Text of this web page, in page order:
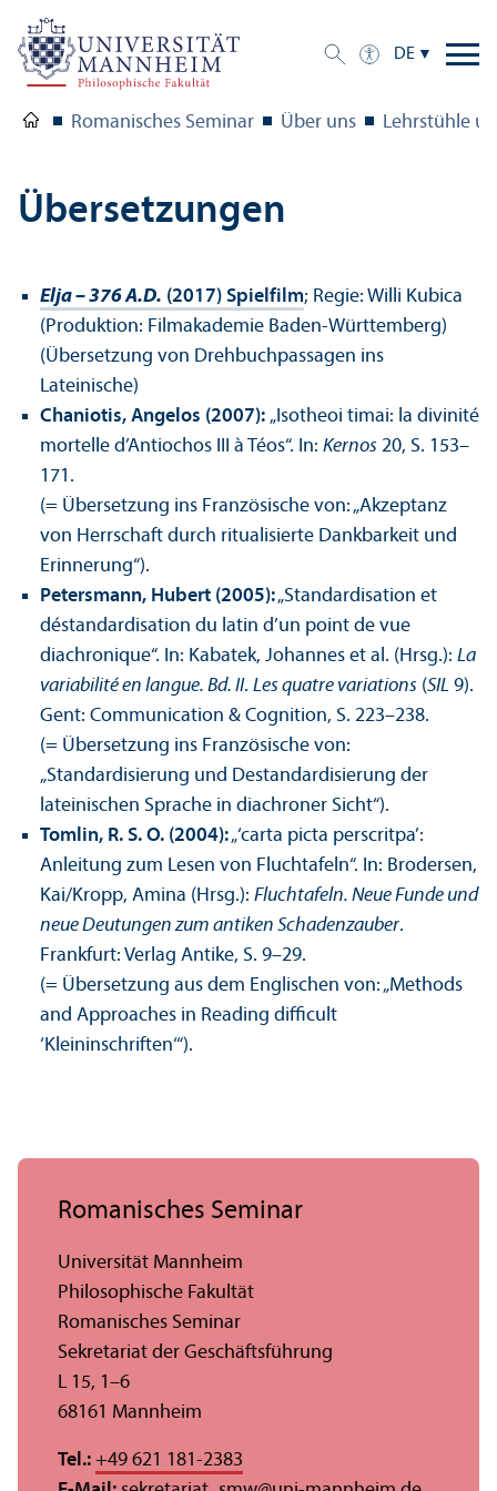
DE
Romanisches Seminar Über uns Lehr­stühle
Über­setzungen
Elja – 376 A.D. (2017) Spielfilm; Regie: Willi Kubica
(Produktion: Filmakademie Baden-Württemberg)
(Über­setzung von Drehbuchpassagen ins
Lateinische)
Chaniotis, Angelos (2007): „Isotheoi timai: la divinité
mortelle d’Anti­ochos III à Téos“. In: Kernos 20, S. 153–
171.
(= Über­setzung ins Französische von: „Akzeptanz
von Herrschaft durch ritualisierte Dankbarkeit und
Erinnerung“).
Petersmann, Hubert (2005):„Standardisation et
déstandardisation du latin d’un point de vue
diachronique“. In: Kabatek, Johannes et al. (Hrsg.): La
variabilité en langue. Bd. II. Les quatre variations (SIL 9).
Gent: Communication & Cognition, S. 223–238.
(= Über­setzung ins Französische von:
„Standardisierung und Destandardisierung der
lateinischen Sprache in diachroner Sicht“).
Tomlin, R. S. O. (2004):„‘carta picta perscritpa’:
Anleitung zum Lesen von Fluchtafeln“. In: Brodersen,
Kai/Kropp, Amina (Hrsg.): Fluchtafeln. Neue Funde und
neue Deutungen zum anti­ken Schadenzauber.
Frankfurt: Verlag Antike, S. 9–29.
(= Über­setzung aus dem Englischen von: „Methods
and Approaches in Reading difficult
‘Kleininschriften‘“).
Romanisches Seminar
Universität Mannheim
Philosophische Fakultät
Romanisches Seminar
Sekretariat der Geschäfts­führung
L 15, 1–6
68161 Mannheim
Tel.: +49 621 181-2383